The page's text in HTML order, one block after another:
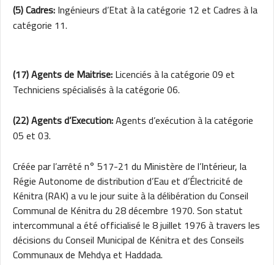
(5) Cadres:Ingénieurs d’Etat à la catégorie 12 et Cadres à la
catégorie 11.
(17) Agents de Maitrise:Licenciés à la catégorie 09 et
Techniciens spécialisés à la catégorie 06.
(22) Agents d’Execution:Agents d’exécution à la catégorie
05 et 03.
Créée par l’arrêté n° 517-21 du Ministère de l’Intérieur, la
Régie Autonome de distribution d’Eau et d’Électricité de
Kénitra (RAK) a vu le jour suite à la délibération du Conseil
Communal de Kénitra du 28 décembre 1970. Son statut
intercommunal a été officialisé le 8 juillet 1976 à travers les
décisions du Conseil Municipal de Kénitra et des Conseils
Communaux de Mehdya et Haddada.